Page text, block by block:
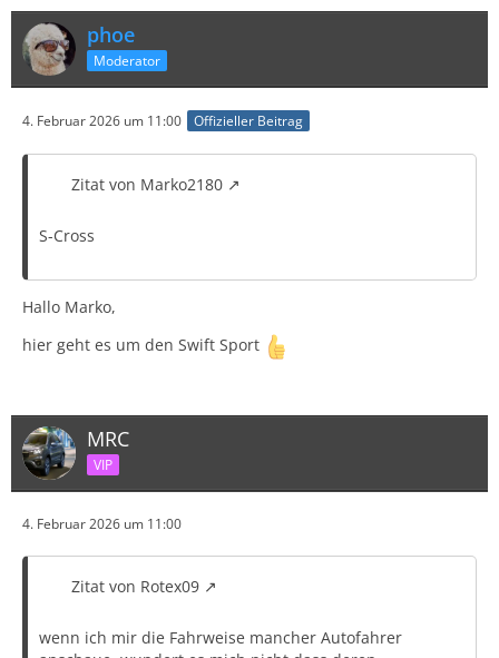
phoe
Moderator
4. Februar 2026 um 11:00 Offizieller Beitrag
Zitat von Marko2180
S-Cross
Hallo Marko,
hier geht es um den Swift Sport
MRC
VIP
4. Februar 2026 um 11:00
Zitat von Rotex09
wenn ich mir die Fahrweise mancher Autofahrer